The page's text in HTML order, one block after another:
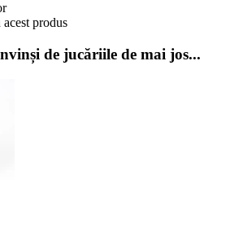
produs
de jucăriile de mai jos...